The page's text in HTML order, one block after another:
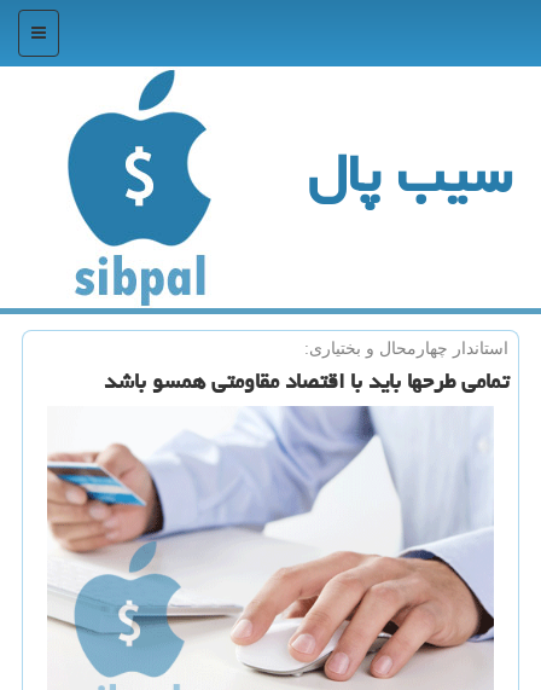
منو
سیب پال
استاندار چهارمحال و بختیاری:
تمامی طرحها باید با اقتصاد مقاومتی همسو باشد